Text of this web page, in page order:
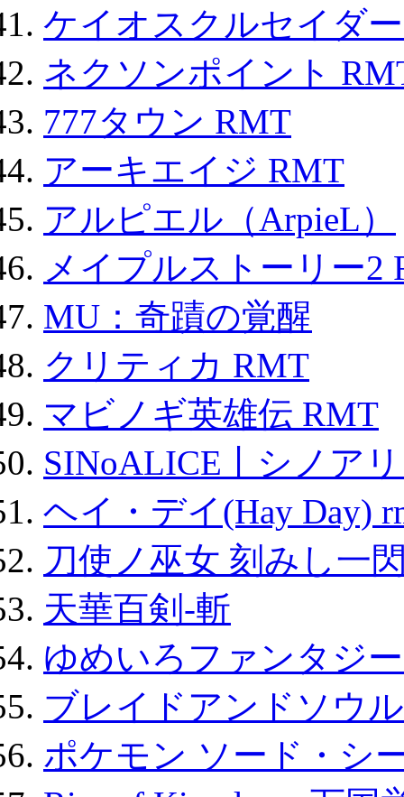
ケイオスクルセイダ
ネクソンポイント
777タウン RMT
アーキエイジ RMT
アルピエル（ArpieL）
メイプルストーリー2
MU：奇蹟の覚醒
クリティカ RMT
マビノギ英雄伝 RMT
SINoALICE丨シノア
ヘイ・デイ(Hay Day)
刀使ノ巫女 刻みし一
天華百剣-斬
ゆめいろファンタジ
ブレイドアンドソウ
ポケモン ソード・シ